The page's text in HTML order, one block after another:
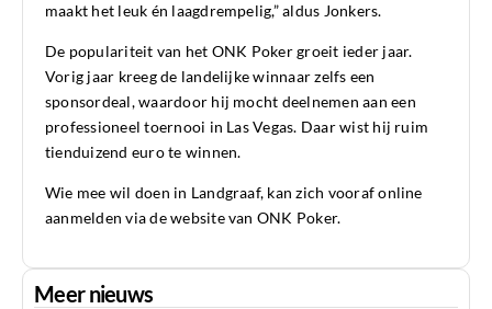
maakt het leuk én laagdrempelig,” aldus Jonkers.
De populariteit van het ONK Poker groeit ieder jaar.
Vorig jaar kreeg de landelijke winnaar zelfs een
sponsordeal, waardoor hij mocht deelnemen aan een
professioneel toernooi in Las Vegas. Daar wist hij ruim
tienduizend euro te winnen.
Wie mee wil doen in Landgraaf, kan zich vooraf online
aanmelden via de website van ONK Poker.
Meer nieuws